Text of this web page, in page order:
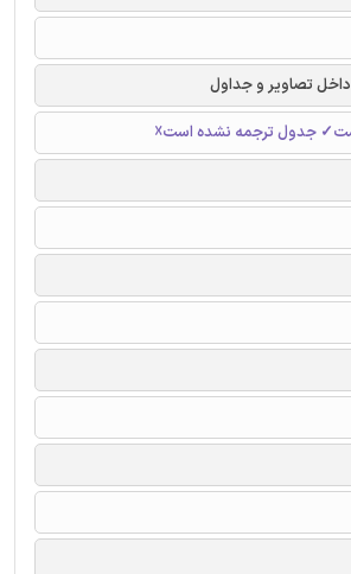
تصاویر و جداول
جدول ترجمه نشده است☓